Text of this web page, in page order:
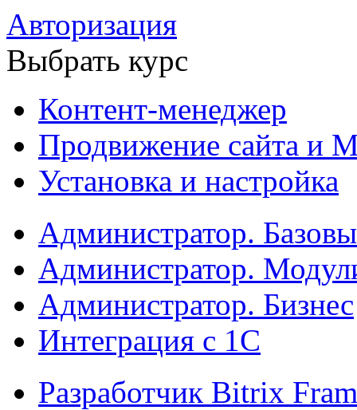
Авторизация
Выбрать курс
Контент-менеджер
Продвижение сайта и
Установка и настройка
Администратор.
Администратор.
Администратор. Бизнес
Интеграция с 1С
Разработчик Bitrix